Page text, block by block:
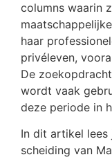
columns waarin
haar
privéleven,
De zoekopdracht
wordt vaak
deze periode in
In dit artikel
scheiding van